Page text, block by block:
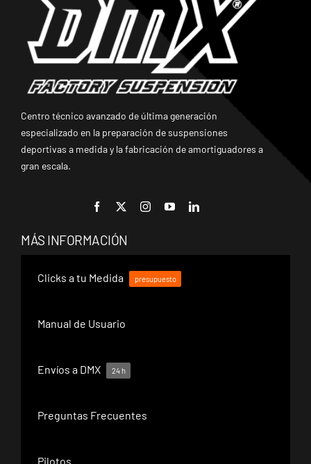
Centro técnico avanzado de última generación
especializado en la preparación de suspensiones
deportivas a medida y la fabricación de amortiguadores a
gran escala.
MÁS INFORMACIÓN
Clicks a tu Medida presupuesto
Manual de Usuario
Envíos a DMX 24 h
Preguntas Frecuentes
Pilotos